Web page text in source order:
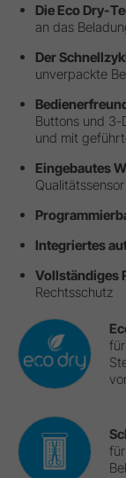
Die Eco Dry-
an das
Der
unverpackte
Buttons und 3-
und mit
Eingebautes
Qualitätssensor
Integriertes
Vollständiges
Rechtsschutz